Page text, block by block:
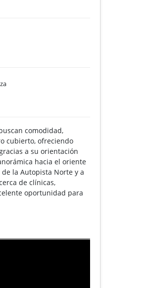
comodidad,
cubierto, ofreciendo
a su orientación
hacia el oriente
la Autopista Norte y a
de clínicas,
oportunidad para